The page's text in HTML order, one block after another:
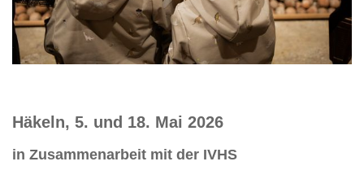
Häkeln, 5. und 18. Mai 2026
in Zusammenarbeit mit der IVHS